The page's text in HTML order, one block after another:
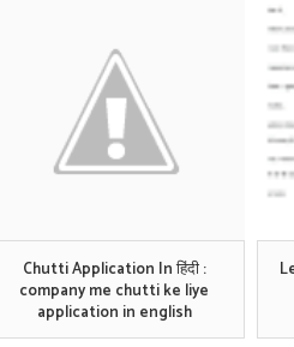
Chutti Application In हिंदी :
company me chutti ke liye
application in english